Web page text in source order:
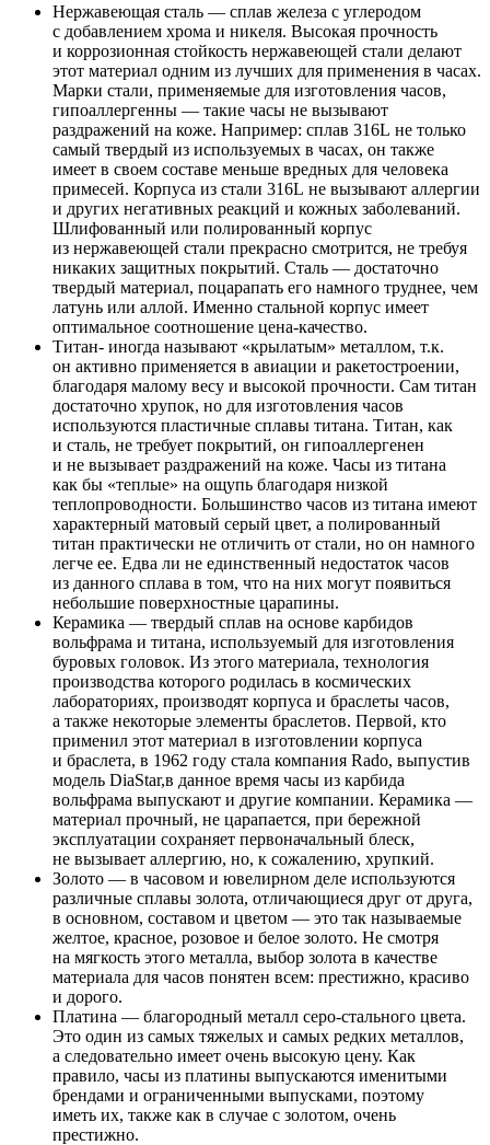
Нержавеющая сталь — сплав железа с углеродом
с добавлением хрома и никеля. Высокая прочность
и коррозионная стойкость нержавеющей стали делают
этот материал одним из лучших для применения в часах.
Марки стали, применяемые для изготовления часов,
гипоаллергенны — такие часы не вызывают
раздражений на коже. Например: сплав 316L не только
самый твердый из используемых в часах, он также
имеет в своем составе меньше вредных для человека
примесей. Корпуса из стали 316L не вызывают аллергии
и других негативных реакций и кожных заболеваний.
Шлифованный или полированный корпус
из нержавеющей стали прекрасно смотрится, не требуя
никаких защитных покрытий. Сталь — достаточно
твердый материал, поцарапать его намного труднее, чем
латунь или аллой. Именно стальной корпус имеет
оптимальное соотношение цена-качество.
Титан- иногда называют «крылатым» металлом, т.к.
он активно применяется в авиации и ракетостроении,
благодаря малому весу и высокой прочности. Сам титан
достаточно хрупок, но для изготовления часов
используются пластичные сплавы титана. Титан, как
и сталь, не требует покрытий, он гипоаллергенен
и не вызывает раздражений на коже. Часы из титана
как бы «теплые» на ощупь благодаря низкой
теплопроводности. Большинство часов из титана имеют
характерный матовый серый цвет, а полированный
титан практически не отличить от стали, но он намного
легче ее. Едва ли не единственный недостаток часов
из данного сплава в том, что на них могут появиться
небольшие поверхностные царапины.
Керамика — твердый сплав на основе карбидов
вольфрама и титана, используемый для изготовления
буровых головок. Из этого материала, технология
производства которого родилась в космических
лабораториях, производят корпуса и браслеты часов,
а также некоторые элементы браслетов. Первой, кто
применил этот материал в изготовлении корпуса
и браслета, в 1962 году стала компания Rado, выпустив
модель DiaStar,в данное время часы из карбида
вольфрама выпускают и другие компании. Керамика —
материал прочный, не царапается, при бережной
эксплуатации сохраняет первоначальный блеск,
не вызывает аллергию, но, к сожалению, хрупкий.
Золото — в часовом и ювелирном деле используются
различные сплавы золота, отличающиеся друг от друга,
в основном, составом и цветом — это так называемые
желтое, красное, розовое и белое золото. Не смотря
на мягкость этого металла, выбор золота в качестве
материала для часов понятен всем: престижно, красиво
и дорого.
Платина — благородный металл серо-стального цвета.
Это один из самых тяжелых и самых редких металлов,
а следовательно имеет очень высокую цену. Как
правило, часы из платины выпускаются именитыми
брендами и ограниченными выпусками, поэтому
иметь их, также как в случае с золотом, очень
престижно.